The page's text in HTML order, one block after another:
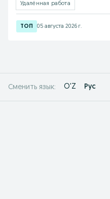
Удалённая работа
05 августа 2026 г.
Сменить язык: O'Z Рус